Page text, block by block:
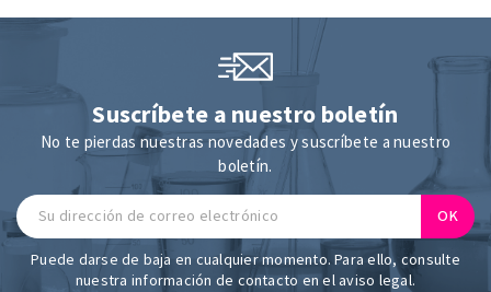
Suscríbete a nuestro boletín
No te pierdas nuestras novedades y suscríbete a nuestro
boletín.
Puede darse de baja en cualquier momento. Para ello, consulte
nuestra información de contacto en el aviso legal.